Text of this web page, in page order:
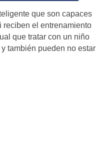
que son capaces
reciben el entrenamiento
que tratar con un niño
también pueden no estar